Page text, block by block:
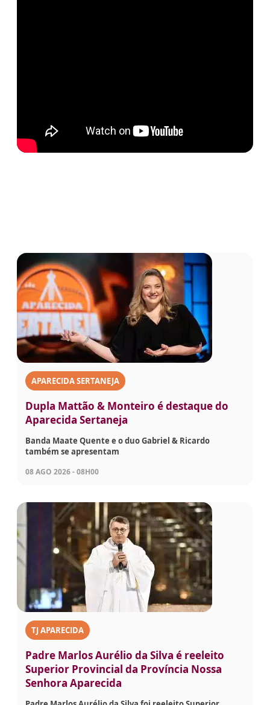
APARECIDA SERTANEJA
Dupla Mattão & Monteiro é destaque do
Aparecida Sertaneja
Banda Maate Quente e o duo Gabriel & Ricardo
também se apresentam
08 AGO 2026 - 08H00
TJ APARECIDA
Padre Marlos Aurélio da Silva é reeleito
Superior Provincial da Província Nossa
Senhora Aparecida